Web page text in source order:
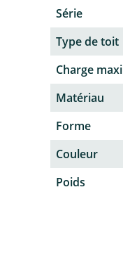
Série
Type de toit
Charge
Matériau
Forme
Couleur
Poids